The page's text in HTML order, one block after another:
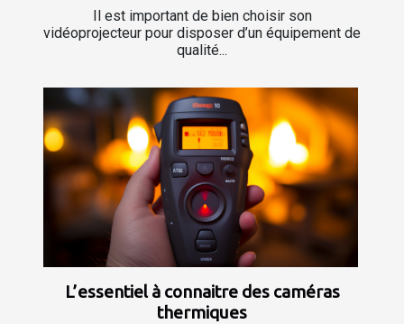
Il est important de bien choisir son
vidéoprojecteur pour disposer d’un équipement de
qualité...
L’essentiel à connaitre des caméras
thermiques